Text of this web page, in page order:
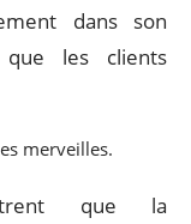
dans son
les clients
merveilles.
que la